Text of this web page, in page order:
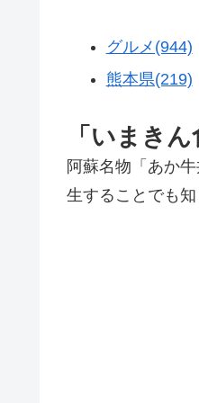
グルメ(944)
熊本県(219)
「いまき
阿蘇名物「あか
生することでも